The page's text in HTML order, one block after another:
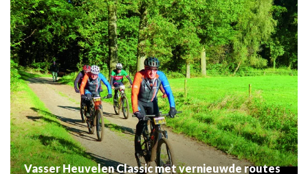
Vasser Heuvelen Classic met vernieuwde routes